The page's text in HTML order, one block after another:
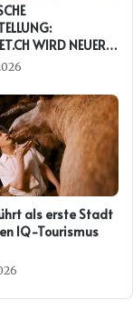
WIRD NEUER
PARTNER DER
als erste Stadt
IQ-Tourismus